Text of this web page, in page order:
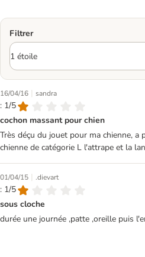
Filtrer
16/04/16 | sandra
: 1/5
cochon massant pour chien
Très déçu du jouet pour ma chienne,
chienne de catégorie L l'attrape et la
01/04/15 | .dievart
: 1/5
sous cloche
durée une journée ,patte ,oreille puis